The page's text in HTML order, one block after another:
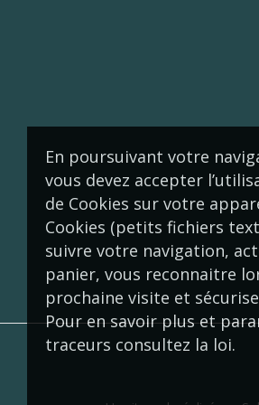
En poursuivant votre
vous devez accepter
de Cookies sur votre
Cookies (petits fichiers
suivre votre navigation,
panier, vous reconnaitre
prochaine visite et
Pour en savoir plus et
traceurs consultez la loi.